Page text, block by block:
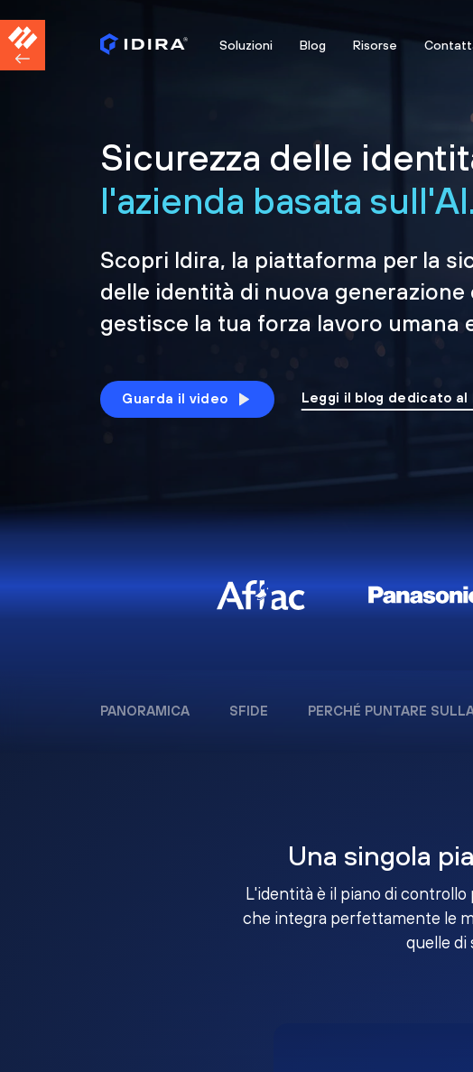
Soluzioni Blog Risorse
Sicurezza delle
l'azienda basata sull'AI.
Scopri Idira, la piattaforma per la
delle identità di nuova
gestisce la tua forza lavoro umana
Guarda il video Leggi il blog dedicato al
PANORAMICA SFIDE PERCHÉ PUNTARE
Una singola
L'identità è il piano di controllo
che integra perfettamente le
quelle di